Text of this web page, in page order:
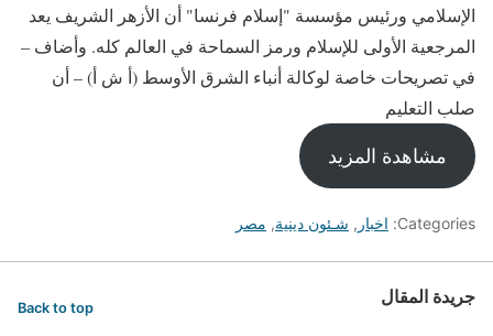
الإسلامي ورئيس مؤسسة "إسلام فرنسا" أن الأزهر الشريف يعد
المرجعية الأولى للإسلام ورمز السماحة في العالم كله. وأضاف –
في تصريحات خاصة لوكالة أنباء الشرق الأوسط (أ ش أ) – أن
صلب التعليم
مشاهدة المزيد
Categories: اخبار , شـئون دينية, مصر
جريدة المقال Back to top